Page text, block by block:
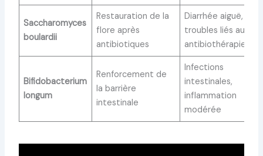
Saccharomyces
boulardii
Restauration de la
flore après
antibiotiques
Diarrhée aiguë,
troubles liés aux
antibiothérapies
Bifidobacterium
longum
Renforcement de
la barrière
intestinale
Infections
intestinales,
inflammation
modérée